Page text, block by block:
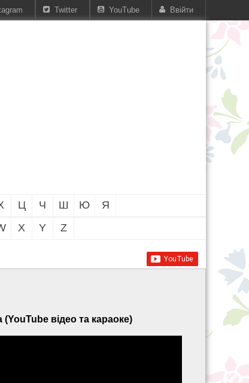
Ввійти
YouTube
Twitter
Ц Ч Ш Ю
Я
X Y Z
(YouTube відео та караоке)